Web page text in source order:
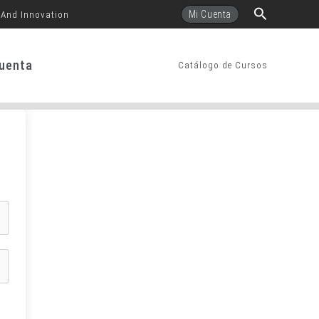
Innovation Mi Cuenta Buscar
Catálogo de Cursos